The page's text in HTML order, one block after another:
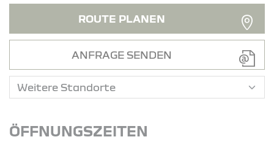
ROUTE PLANEN
ANFRAGE SENDEN
ÖFFNUNGSZEITEN